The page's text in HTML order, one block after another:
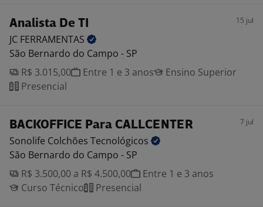
Analista De TI 15 jul
JC FERRAMENTAS
São Bernardo do Campo - SP
R$ 3.015,00
Entre 1 e 3 anos
Ensino Superior
Presencial
BACKOFFICE Para CALLCENTER 7 jul
Sonolife Colchões Tecnológicos
São Bernardo do Campo - SP
R$ 3.500,00 a R$ 4.500,00
Entre 1 e 3 anos
Curso Técnico
Presencial